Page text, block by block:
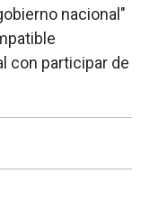
nacional"
con participar de